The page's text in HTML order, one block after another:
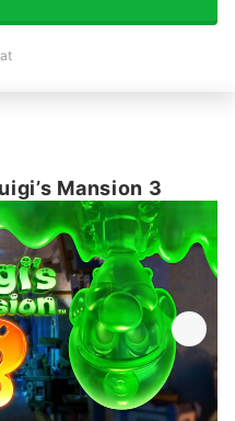
Mansion 3